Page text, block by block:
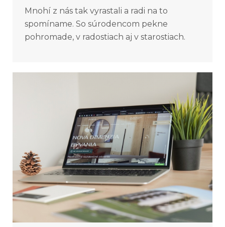
Mnohí z nás tak vyrastali a radi na to
spomíname. So súrodencom pekne
pohromade, v radostiach aj v starostiach.